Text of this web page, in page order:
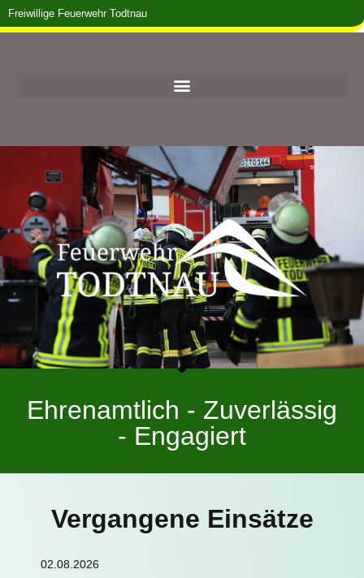
Freiwillige Feuerwehr Todtnau
Ehrenamtlich - Zuverlässig
- Engagiert
Vergangene Einsätze
02.08.2026